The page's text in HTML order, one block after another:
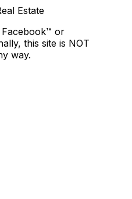
Estate
or
this site is NOT
way.